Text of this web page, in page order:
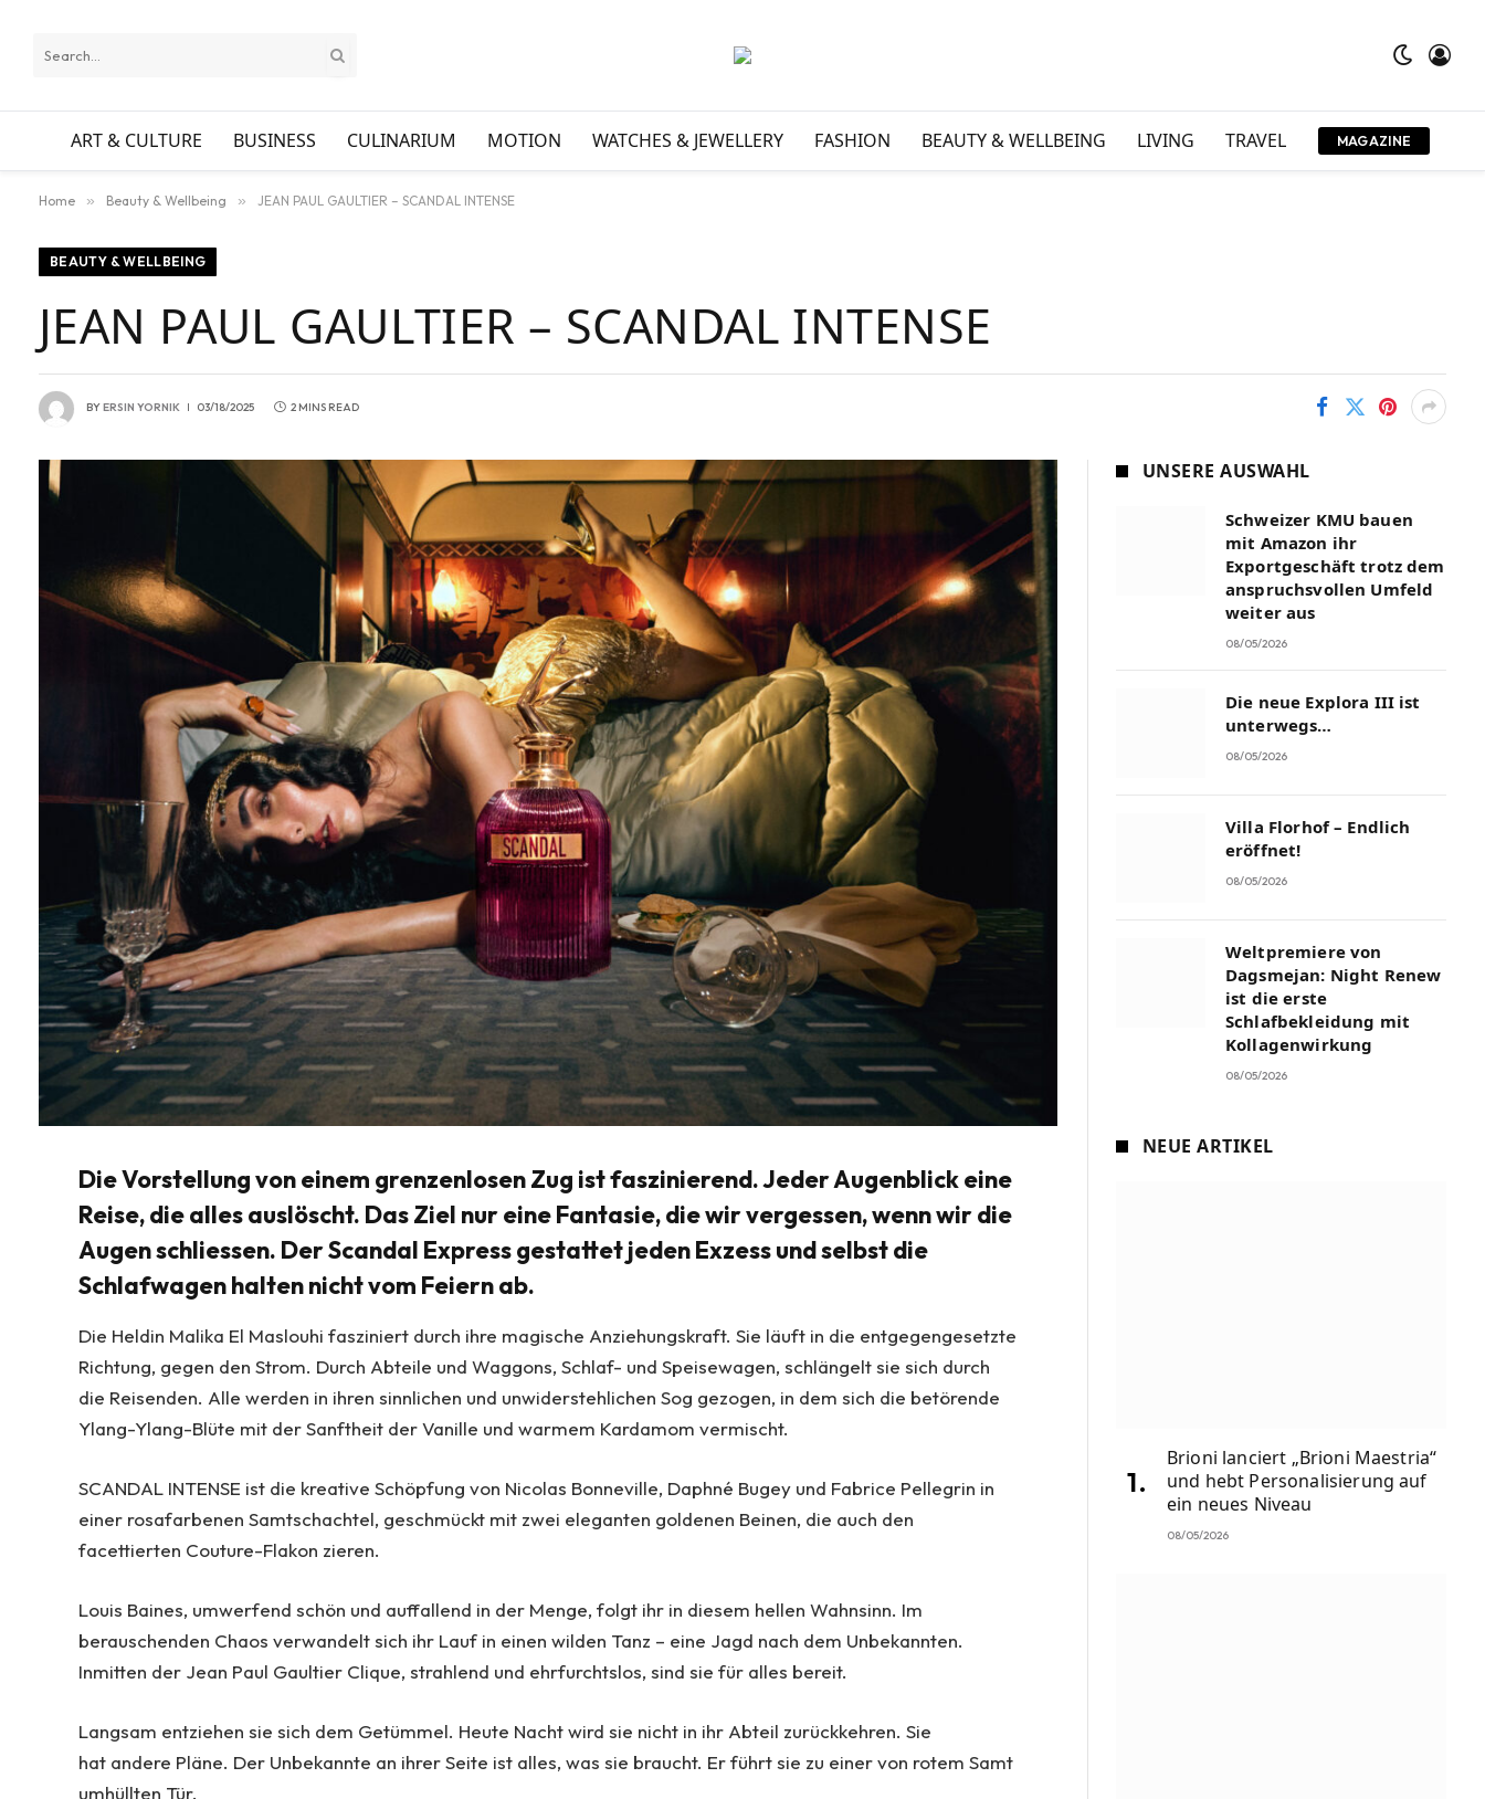
ART & CULTURE BUSINESS CULINARIUM MOTION WATCHES & JEWELLERY FASHION BEAUTY & WELLBEING LIVING TRAVEL MAGAZINE
Home » Beauty & Wellbeing » JEAN PAUL GAULTIER – SCANDAL INTENSE
BEAUTY & WELLBEING
JEAN PAUL GAULTIER – SCANDAL INTENSE
BYERSIN YORNIK 03/18/2025 2 MINS READ
Die Vorstellung von einem grenzenlosen Zug ist faszinierend. Jeder Augenblick eine
Reise, die alles auslöscht. Das Ziel nur eine Fantasie, die wir vergessen, wenn wir die
Augen schliessen. Der Scandal Express gestattet jeden Exzess und selbst die
Schlafwagen halten nicht vom Feiern ab.
Die Heldin Malika El Maslouhi fasziniert durch ihre magische Anziehungskraft. Sie läuft in die entgegengesetzte
Richtung, gegen den Strom. Durch Abteile und Waggons, Schlaf- und Speisewagen, schlängelt sie sich durch
die Reisenden. Alle werden in ihren sinnlichen und unwiderstehlichen Sog gezogen, in dem sich die betörende
Ylang-Ylang-Blüte mit der Sanftheit der Vanille und warmem Kardamom vermischt.
SCANDAL INTENSE ist die kreative Schöpfung von Nicolas Bonneville, Daphné Bugey und Fabrice Pellegrin in
einer rosafarbenen Samtschachtel, geschmückt mit zwei eleganten goldenen Beinen, die auch den
facettierten Couture-Flakon zieren.
Louis Baines, umwerfend schön und auffallend in der Menge, folgt ihr in diesem hellen Wahnsinn. Im
berauschenden Chaos verwandelt sich ihr Lauf in einen wilden Tanz – eine Jagd nach dem Unbekannten.
Inmitten der Jean Paul Gaultier Clique, strahlend und ehrfurchtslos, sind sie für alles bereit.
Langsam entziehen sie sich dem Getümmel. Heute Nacht wird sie nicht in ihr Abteil zurückkehren. Sie
hat andere Pläne. Der Unbekannte an ihrer Seite ist alles, was sie braucht. Er führt sie zu einer von rotem Samt
umhüllten Tür.
UNSERE AUSWAHL
Schweizer KMU bauen
mit Amazon ihr
Exportgeschäft trotz dem
anspruchsvollen Umfeld
weiter aus
08/05/2026
Die neue Explora III ist
unterwegs…
08/05/2026
Villa Florhof – Endlich
eröffnet!
08/05/2026
Weltpremiere von
Dagsmejan: Night Renew
ist die erste
Schlafbekleidung mit
Kollagenwirkung
08/05/2026
NEUE ARTIKEL
Brioni lanciert „Brioni Maestria“
und hebt Personalisierung auf
ein neues Niveau
08/05/2026